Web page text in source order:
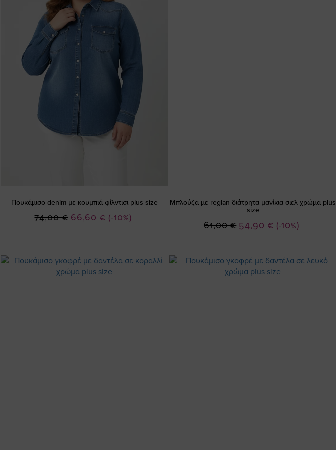
Πουκάμισο denim με κουμπιά φίλντισι plus size
(-10%)
Ειδική
66,60 €
74,00 €
Μπλούζα με reglan διάτρητα μανίκια σιελ χρώμα plus
size
(-10%)
Ειδική
54,90 €
61,00 €